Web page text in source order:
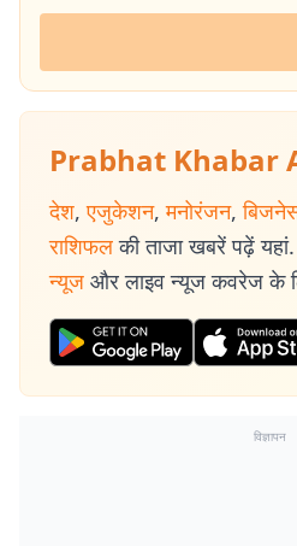
Prabhat Khabar
देश, एजुकेशन, मनोरंजन,
राशिफल की ताजा खबरें पढ़ें यहां.
न्यूज और लाइव न्यूज कवरेज के
विज्ञापन